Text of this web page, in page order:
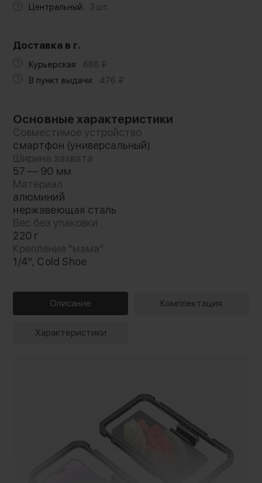
Центральный: 3 шт.
Доставка в г.
Курьерская: 666 ₽
В пункт выдачи:
476 ₽
Основные характеристики
Совместимое устройство
смартфон (универсальный)
Ширина захвата
57 — 90 мм
Материал
алюминий
нержавеющая сталь
Вес без упаковки
220 г
Крепление "мама"
1/4", Cold Shoe
Описание Комплектация
Характеристики